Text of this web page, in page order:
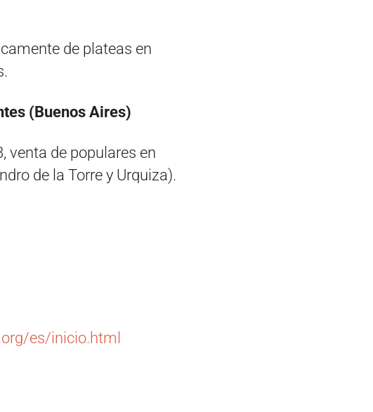
de plateas en
(Buenos Aires)
venta de populares en
de la Torre y Urquiza).
es/inicio.html